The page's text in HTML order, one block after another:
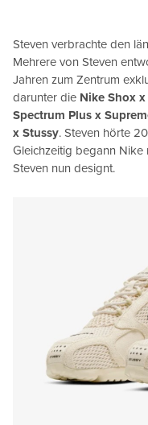
Steven verbrachte den
Mehrere von Steven
Jahren zum Zentrum
darunter die Nike Shox
Spectrum Plus x
x Stussy. Steven hörte
Gleichzeitig begann Nike
Steven nun designt.